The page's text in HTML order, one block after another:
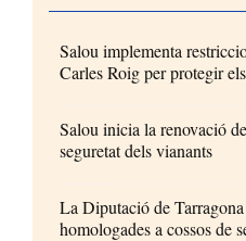
Salou implementa
Carles Roig per protegir
Salou inicia la renovació
seguretat dels vianants
La Diputació de
homologades a cossos de